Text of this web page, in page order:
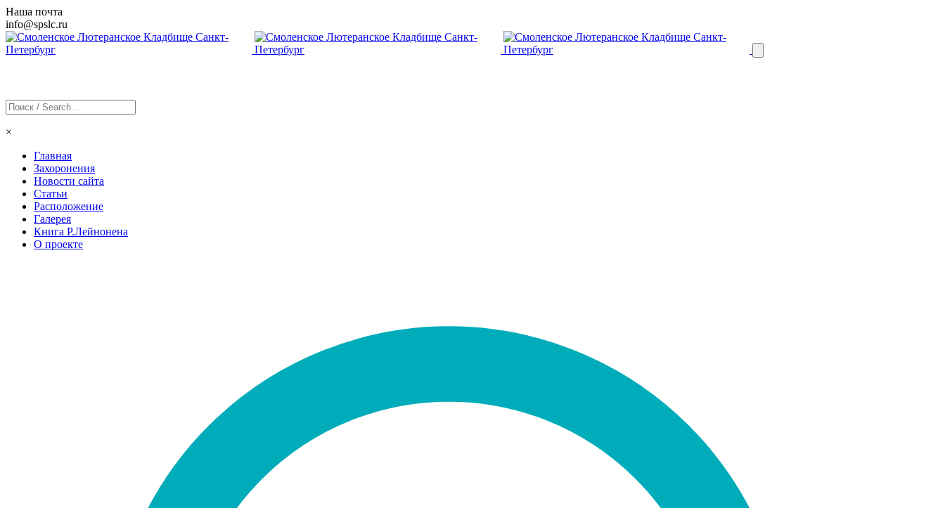
Наша почта
info@spslc.ru
×
Главная
Захоронения
Новости сайта
Статьи
Расположение
Галерея
Книга Р.Лейнонена
О проекте